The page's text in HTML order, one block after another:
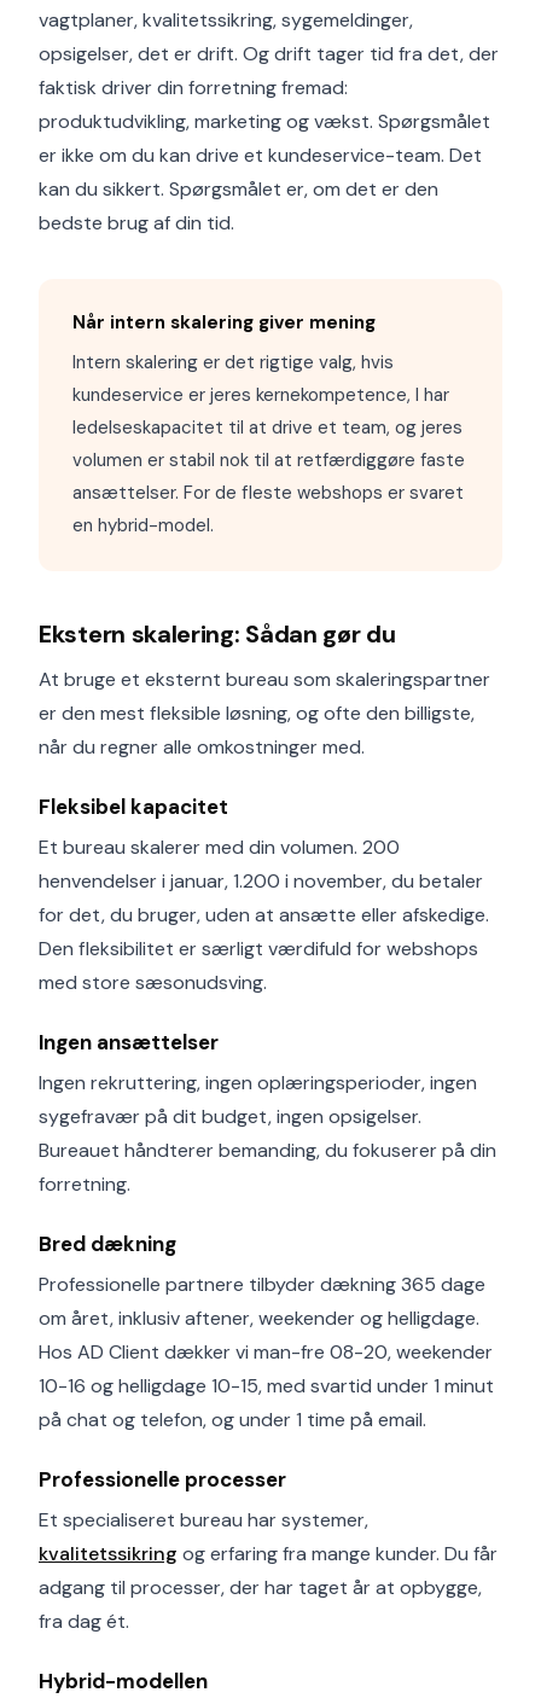
vagtplaner, kvalitetssikring, sygemeldinger,
opsigelser, det er drift. Og drift tager tid fra det, der
faktisk driver din forretning fremad:
produktudvikling, marketing og vækst. Spørgsmålet
er ikke om du kan drive et kundeservice-team. Det
kan du sikkert. Spørgsmålet er, om det er den
bedste brug af din tid.
Når intern skalering giver mening
Intern skalering er det rigtige valg, hvis
kundeservice er jeres kernekompetence, I har
ledelseskapacitet til at drive et team, og jeres
volumen er stabil nok til at retfærdiggøre faste
ansættelser. For de fleste webshops er svaret
en hybrid-model.
Ekstern skalering: Sådan gør du
At bruge et eksternt bureau som skaleringspartner
er den mest fleksible løsning, og ofte den billigste,
når du regner alle omkostninger med.
Fleksibel kapacitet
Et bureau skalerer med din volumen. 200
henvendelser i januar, 1.200 i november, du betaler
for det, du bruger, uden at ansætte eller afskedige.
Den fleksibilitet er særligt værdifuld for webshops
med store sæsonudsving.
Ingen ansættelser
Ingen rekruttering, ingen oplæringsperioder, ingen
sygefravær på dit budget, ingen opsigelser.
Bureauet håndterer bemanding, du fokuserer på din
forretning.
Bred dækning
Professionelle partnere tilbyder dækning 365 dage
om året, inklusiv aftener, weekender og helligdage.
Hos AD Client dækker vi man-fre 08-20, weekender
10-16 og helligdage 10-15, med svartid under 1 minut
på chat og telefon, og under 1 time på email.
Professionelle processer
Et specialiseret bureau har systemer,
kvalitetssikring og erfaring fra mange kunder. Du får
adgang til processer, der har taget år at opbygge,
fra dag ét.
Hybrid-modellen